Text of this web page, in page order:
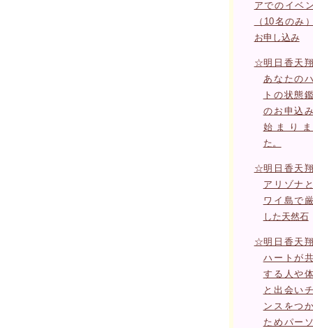
アでのイベ
（10名のみ
お申し込み
☆明日香天
あなたの
トの状態
のお申込
始まり
た。
☆明日香天
アリゾナ
ワイ島で
した天然石
☆明日香天
ハートが
する人や
と出会い
ンスをつ
ためパー